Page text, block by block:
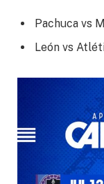
Pachuca vs
León vs